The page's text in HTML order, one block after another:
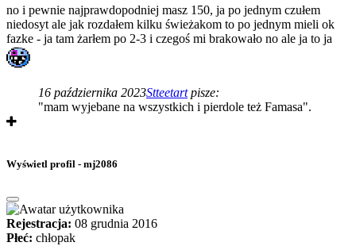
no i pewnie najprawdopodniej masz 150, ja po jednym czułem
niedosyt ale jak rozdałem kilku świeżakom to po jednym mieli ok
fazke - ja tam żarłem po 2-3 i czegoś mi brakowało no ale ja to ja
16 października 2023Stteetartpisze:
"mam wyjebane na wszystkich i pierdole też Famasa".
Wyświetl profil - mj2086
Rejestracja: 08 grudnia 2016
Płeć: chłopak